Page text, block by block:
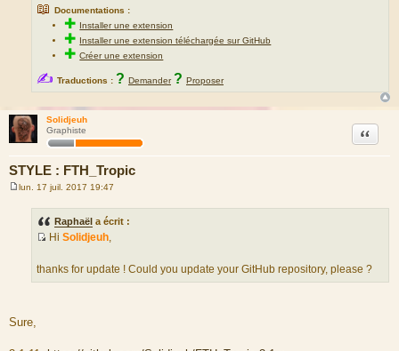
📖 Documentations :
✚ Installer une extension
✚ Installer une extension téléchargée sur GitHub
✚Créer une extension
✍ Traductions : ? Demander ? Proposer
Solidjeuh
Graphiste
STYLE : FTH_Tropic
Citation
lun. 17 juil. 2017 19:47
Raphaël a écrit :
o
u
Hi Solidjeuh,
thanks for update ! Could you update your GitHub repository, please ?
Sure,